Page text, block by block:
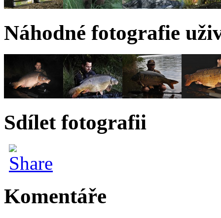
Náhodné fotografie
Sdílet fotografii
Komentáře